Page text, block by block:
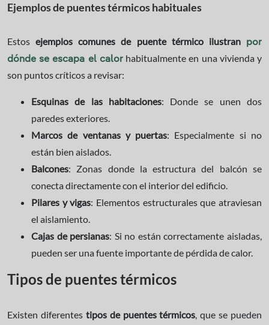
Ejemplos de puentes térmicos habituales
Estos ejemplos comunes de puente térmico ilustran
por
dónde se escapa el calor habitualmente en una vivienda y
son puntos críticos a revisar:
Esquinas de las habitaciones: Donde se unen dos
paredes exteriores.
Marcos de ventanas y puertas: Especialmente si no
están bien aislados.
Balcones: Zonas donde la estructura del balcón se
conecta directamente con el interior del edificio.
Pilares y vigas: Elementos estructurales que atraviesan
el aislamiento.
Cajas de persianas: Si no están correctamente aisladas,
pueden ser una fuente importante de pérdida de calor.
Tipos de puentes térmicos
Existen diferentes tipos de puentes térmicos, que se pueden